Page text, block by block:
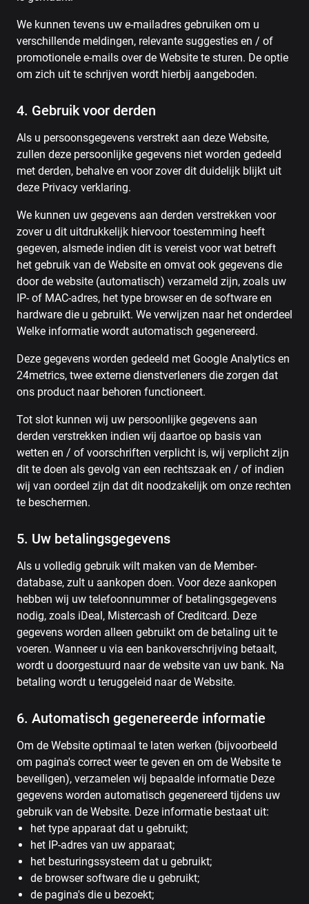
We kunnen tevens uw e-mailadres gebruiken om u
verschillende meldingen, relevante suggesties en / of
promotionele e-mails over de Website te sturen. De optie
om zich uit te schrijven wordt hierbij aangeboden.
4. Gebruik voor derden
Als u persoonsgegevens verstrekt aan deze Website,
zullen deze persoonlijke gegevens niet worden gedeeld
met derden, behalve en voor zover dit duidelijk blijkt uit
deze Privacy verklaring.
We kunnen uw gegevens aan derden verstrekken voor
zover u dit uitdrukkelijk hiervoor toestemming heeft
gegeven, alsmede indien dit is vereist voor wat betreft
het gebruik van de Website en omvat ook gegevens die
door de website (automatisch) verzameld zijn, zoals uw
IP- of MAC-adres, het type browser en de software en
hardware die u gebruikt. We verwijzen naar het onderdeel
Welke informatie wordt automatisch gegenereerd.
Deze gegevens worden gedeeld met Google Analytics en
24metrics, twee externe dienstverleners die zorgen dat
ons product naar behoren functioneert.
Tot slot kunnen wij uw persoonlijke gegevens aan
derden verstrekken indien wij daartoe op basis van
wetten en / of voorschriften verplicht is, wij verplicht zijn
dit te doen als gevolg van een rechtszaak en / of indien
wij van oordeel zijn dat dit noodzakelijk om onze rechten
te beschermen.
5. Uw betalingsgegevens
Als u volledig gebruik wilt maken van de Member-
database, zult u aankopen doen. Voor deze aankopen
hebben wij uw telefoonnummer of betalingsgegevens
nodig, zoals iDeal, Mistercash of Creditcard. Deze
gegevens worden alleen gebruikt om de betaling uit te
voeren. Wanneer u via een bankoverschrijving betaalt,
wordt u doorgestuurd naar de website van uw bank. Na
betaling wordt u teruggeleid naar de Website.
6. Automatisch gegenereerde informatie
Om de Website optimaal te laten werken (bijvoorbeeld
om pagina's correct weer te geven en om de Website te
beveiligen), verzamelen wij bepaalde informatie Deze
gegevens worden automatisch gegenereerd tijdens uw
gebruik van de Website. Deze informatie bestaat uit:
het type apparaat dat u gebruikt;
het IP-adres van uw apparaat;
het besturingssysteem dat u gebruikt;
de browser software die u gebruikt;
de pagina's die u bezoekt;